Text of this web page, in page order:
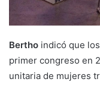
Bertho indicó que
primer congreso en
unitaria de mujeres